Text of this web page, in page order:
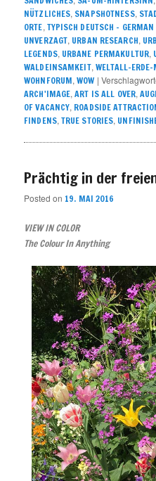
NÜTZLICHES, SNAPSHOTNESS,
ORTE, TYPISCH DEUTSCH – GERMAN
UNVERZAGT, URBAN RESEARCH,
LEGENDS, URBANE PERMAKULTUR,
WALDEINSAMKEIT, WELTALL-ERDE-
WOHNFORUM,WOW |
ARCH'IMAGE,ART IS ALL OVER,
OF VACANCY, ROADSIDE
FINDENS, TRUE STORIES,
Prächtig in der
Posted on 19. MAI 2016
VIEW IN COLOR
The Colour In Anything